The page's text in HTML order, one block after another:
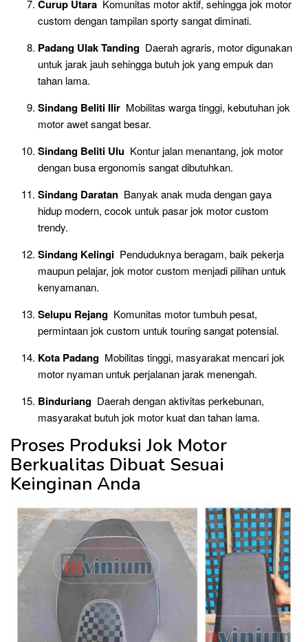
Curup Utara Komunitas motor aktif, sehingga jok motor
custom dengan tampilan sporty sangat diminati.
Padang Ulak Tanding Daerah agraris, motor digunakan
untuk jarak jauh sehingga butuh jok yang empuk dan
tahan lama.
Sindang Beliti Ilir Mobilitas warga tinggi, kebutuhan jok
motor awet sangat besar.
Sindang Beliti Ulu Kontur jalan menantang, jok motor
dengan busa ergonomis sangat dibutuhkan.
Sindang Daratan Banyak anak muda dengan gaya
hidup modern, cocok untuk pasar jok motor custom
trendy.
Sindang Kelingi Penduduknya beragam, baik pekerja
maupun pelajar, jok motor custom menjadi pilihan untuk
kenyamanan.
Selupu Rejang Komunitas motor tumbuh pesat,
permintaan jok custom untuk touring sangat potensial.
Kota Padang Mobilitas tinggi, masyarakat mencari jok
motor nyaman untuk perjalanan jarak menengah.
Binduriang Daerah dengan aktivitas perkebunan,
masyarakat butuh jok motor kuat dan tahan lama.
Proses Produksi Jok Motor
Berkualitas Dibuat Sesuai
Keinginan Anda